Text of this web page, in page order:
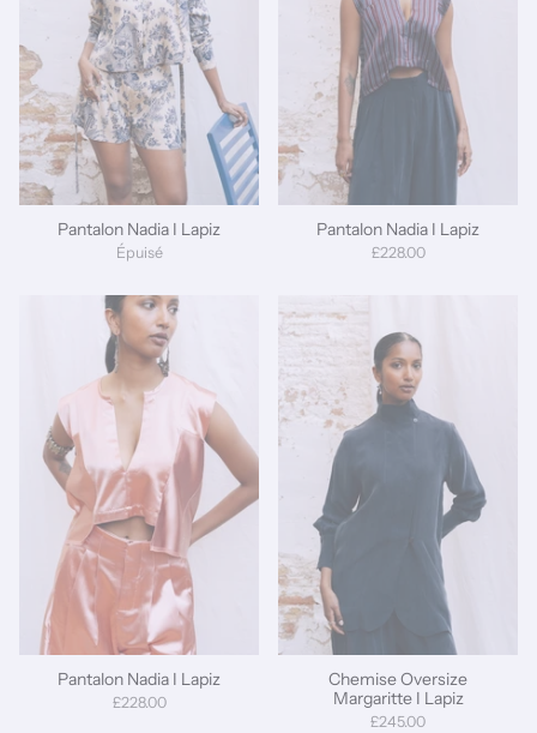
Pantalon Nadia I Lapiz
Épuisé
Pantalon Nadia I Lapiz
£228.00
Pantalon Nadia I Lapiz
£228.00
Chemise Oversize
Margaritte I Lapiz
£245.00